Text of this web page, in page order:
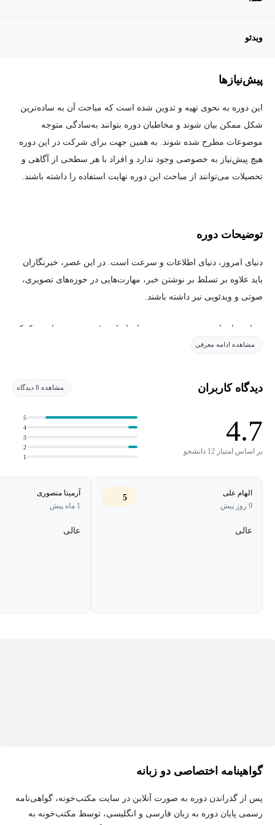
ویدئو
پیش‌نیاز‌ها
این دوره به نحوی تهیه و تدوین شده است که مباحث آن به ساده‌ترین
شکل ممکن بیان شوند و مخاطبان دوره بتوانند به‌سادگی متوجه
موضوعات مطرح شده شوند. به همین جهت برای شرکت در این دوره
هیچ پیش‌نیاز به خصوصی وجود ندارد و افراد با هر سطحی از آگاهی و
تحصیلات می‌توانند از مباحث این دوره نهایت استفاده را داشته باشند.
توضیحات دوره
دنیای امروز، دنیای اطلاعات و سرعت است. در این عصر، خبرنگاران
باید علاوه بر تسلط بر نوشتن خبر، مهارت‌هایی در حوزه‌های تصویری،
صوتی و ویدئویی نیز داشته باشند.
در این راستا، هوش مصنوعی به‌عنوان ابزاری قدرتمند می‌تواند به کمک
خبرنگاران بیاید تا:
خبرنگاران نیاز دارند علاوه بر مهارت‌های نوشتاری، با ابزارهای
متنوعی برای تولید محتوای چندرسانه‌ای (تصویر، صدا و ویدئو) آشنا
باشند و از آن‌ها به‌درستی استفاده کنند.
مخاطبان دوره
محتوای چندرسانه‌ای با استفاده از هوش مصنوعی، توانمندی‌های خود را
محورهای اصلی آموزشی
مشاهده ادامه معرفی
دیدگاه کاربران مشاهده 8 دیدگاه
4.7
بر اساس امتیاز 12 دانشجو
1
2
3
4
5
الهام علی
9 روز پیش
5
عالی
آرمیتا منصوری
1 ماه پیش
عالی
گواهینامه اختصاصی دو زبانه
پس از گذراندن دوره به صورت آنلاین در سایت مکتب‌خونه، گواهی‌نامه
رسمی پایان دوره به زبان فارسی و انگلیسی، توسط مکتب‌خونه به